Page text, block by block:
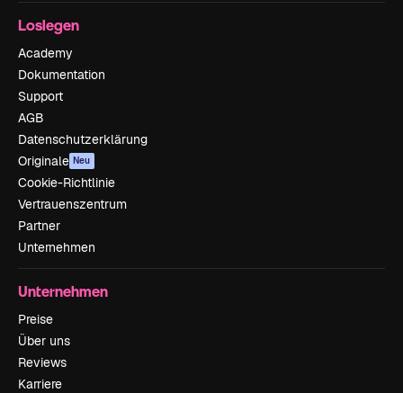
Loslegen
Academy
Dokumentation
Support
AGB
Datenschutzerklärung
Originale Neu
Cookie-Richtlinie
Vertrauenszentrum
Partner
Unternehmen
Unternehmen
Preise
Über uns
Reviews
Karriere